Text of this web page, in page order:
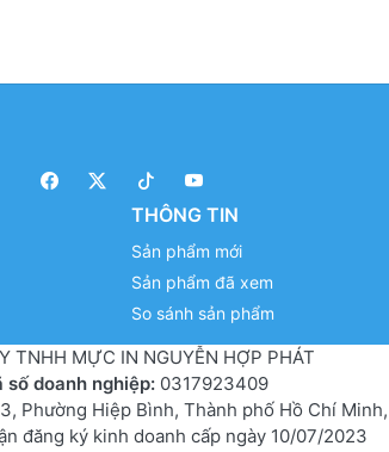
THÔNG TIN
Sản phẩm mới
Sản phẩm đã xem
So sánh sản phẩm
TNHH MỰC IN NGUYỄN HỢP PHÁT
số doanh nghiệp: 0317923409
Phường Hiệp Bình, Thành phố Hồ Chí
đăng ký kinh doanh cấp ngày 10/07/2023